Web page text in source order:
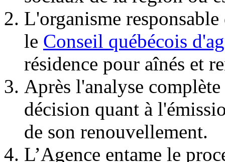
L'organisme
le Conseil québécois
résidence pour aînés et
Après l'analyse
décision quant à
de son renouvellement.
L’Agence entame le